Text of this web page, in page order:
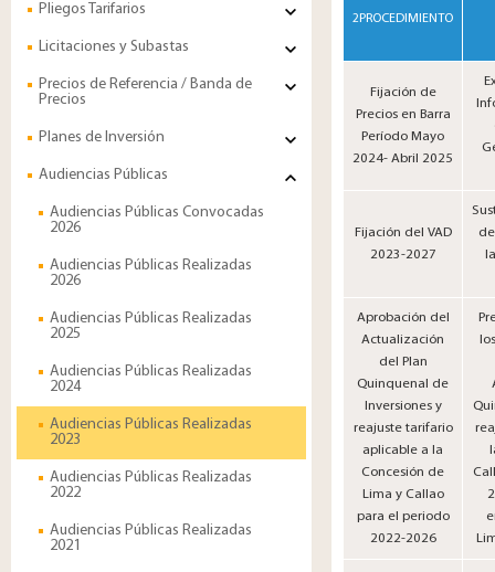
2PROCEDIMIENTO
Fijación de
Precios en Barra
Período Mayo
2024- Abril 2025
Fijación del VAD
2023-2027
Aprobación del
Actualización
del Plan
Quinquenal de
Inversiones y
reajuste tarifario
aplicable a la
Concesión de
Lima y Callao
para el periodo
2022-2026
Pliegos Tarifarios
Licitaciones y Subastas
Precios de Referencia / Banda de
Precios
Planes de Inversión
Audiencias Públicas
Audiencias Públicas Convocadas
2026
Audiencias Públicas Realizadas
2026
Audiencias Públicas Realizadas
2025
Audiencias Públicas Realizadas
2024
Audiencias Públicas Realizadas
2023
Audiencias Públicas Realizadas
2022
Audiencias Públicas Realizadas
2021